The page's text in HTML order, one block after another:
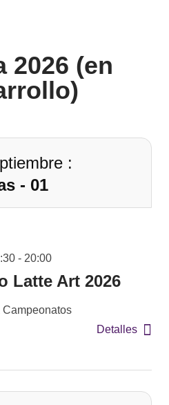
2026 (en
:
- 01
- 20:00
Latte Art 2026
Campeonatos
Detalles